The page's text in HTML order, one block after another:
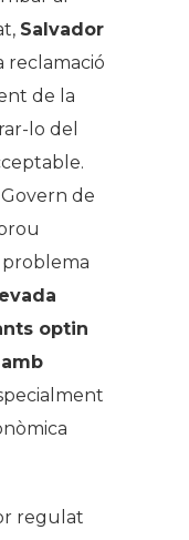
Salvador
reclamació
de la
lo del
de
optin
regulat